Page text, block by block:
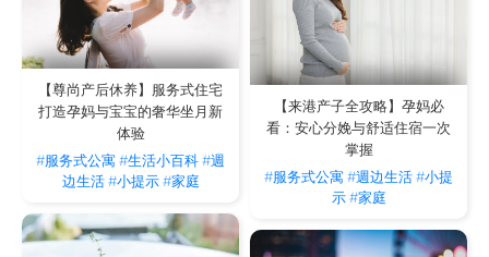
【尊尚产后休养】服务式住宅
打造孕妈与宝宝的奢华坐月新
体验
#服务式公寓#生活小百科#週
边生活 #小提示 #家庭
【来港产子全攻略】孕妈必
看：安心分娩与舒适住宿一次
掌握
#服务式公寓#週边生活#小提
示 #家庭